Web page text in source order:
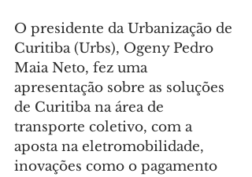
O presidente da Urbanização de
Curitiba (Urbs), Ogeny Pedro
Maia Neto, fez uma
apresentação sobre as soluções
de Curitiba na área de
transporte coletivo, com a
aposta na eletromobilidade,
inovações como o pagamento